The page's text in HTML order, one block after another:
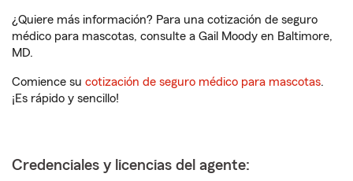
¿Quiere más información? Para una cotización de seguro
médico para mascotas, consulte a Gail Moody en Baltimore,
MD.
Comience su cotización de seguro médico para mascotas.
¡Es rápido y sencillo!
Credenciales y licencias del agente: